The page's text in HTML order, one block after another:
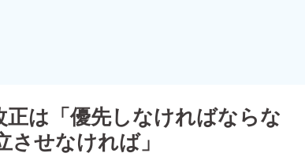
正は「優先しなければならな
せなければ」